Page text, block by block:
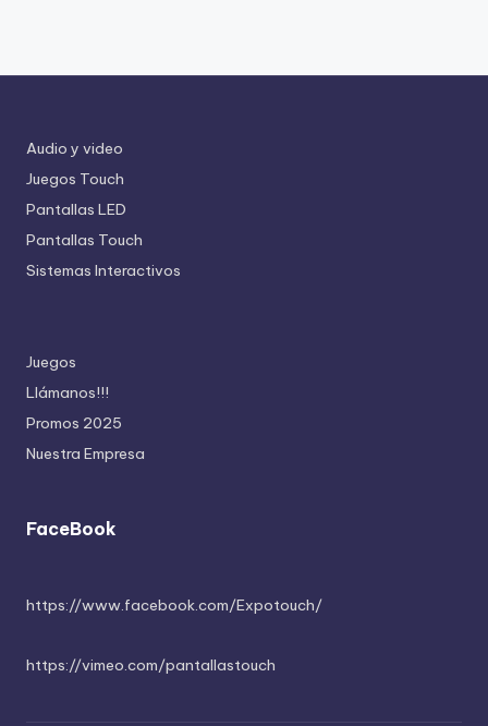
Audio y video
Juegos Touch
Pantallas LED
Pantallas Touch
Sistemas Interactivos
Juegos
Llámanos!!!
Promos 2025
Nuestra Empresa
FaceBook
https://www.facebook.com/Expotouch/
https://vimeo.com/pantallastouch